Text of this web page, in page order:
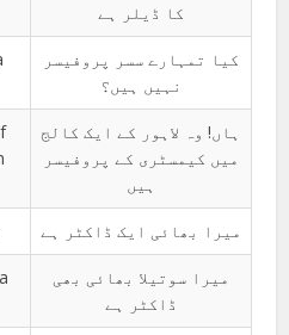
کا ڈیلر ہے
کیا تمہارے سسر پروفیسر
نہیں ہیں؟
ہاں! وہ لاہور کے ایک کالج
میں کیمسٹری کے پروفیسر
ہیں
میرا بھائی ایک ڈاکٹر ہے
میرا سوتیلا بھائی بھی
ڈاکٹر ہے